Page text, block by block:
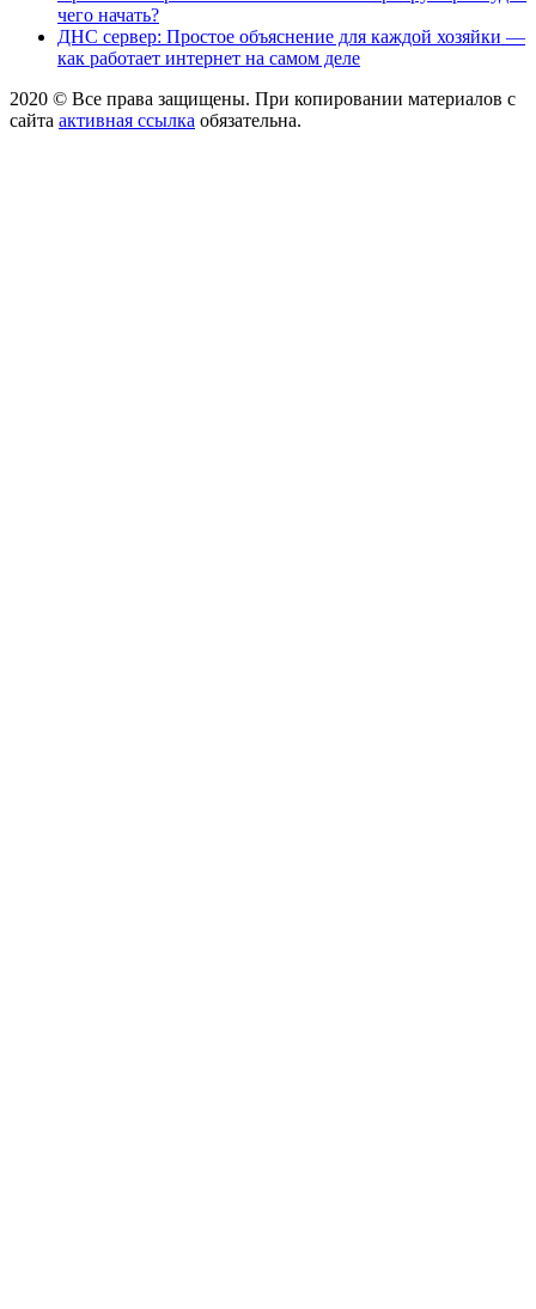
чего начать?
ДНС сервер: Простое объяснение для каждой хозяйки —
как работает интернет на самом деле
2020 © Все права защищены. При копировании материалов с
сайта активная ссылка обязательна.